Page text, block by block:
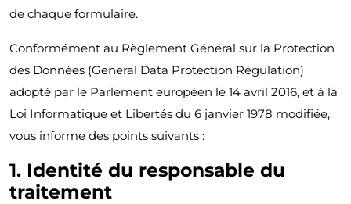
de chaque formulaire.
Conformément au Règlement Général sur la Protection
des Données (General Data Protection Régulation)
adopté par le Parlement européen le 14 avril 2016, et à la
Loi Informatique et Libertés du 6 janvier 1978 modifiée,
vous informe des points suivants :
1. Identité du responsable du
traitement